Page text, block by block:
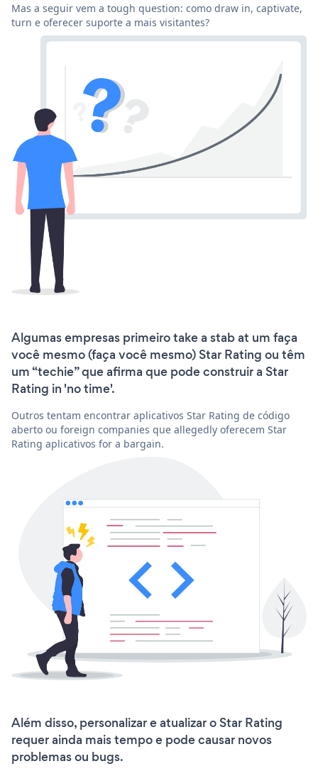
Mas a seguir vem a tough question: como draw in, captivate,
turn e oferecer suporte a mais visitantes?
Algumas empresas primeiro take a stab at um faça
você mesmo (faça você mesmo) Star Rating ou têm
um “techie” que afirma que pode construir a Star
Rating in 'no time'.
Outros tentam encontrar aplicativos Star Rating de código
aberto ou foreign companies que allegedly oferecem Star
Rating aplicativos for a bargain.
Além disso, personalizar e atualizar o Star Rating
requer ainda mais tempo e pode causar novos
problemas ou bugs.